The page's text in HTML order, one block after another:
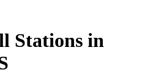
Stations in